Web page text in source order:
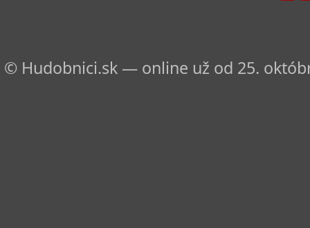
© Hudobnici.sk — online už od 25.